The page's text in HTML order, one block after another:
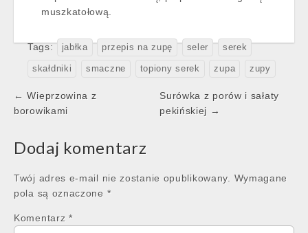
muszkatołową.
Tags: jabłka przepis na zupę seler serek
skałdniki smaczne topiony serek zupa zupy
Post
navigation
← Wieprzowina z
borowikami
Surówka z porów i sałaty
pekińskiej →
Dodaj komentarz
Twój adres e-mail nie zostanie opublikowany.
Wymagane
pola są oznaczone *
Komentarz *